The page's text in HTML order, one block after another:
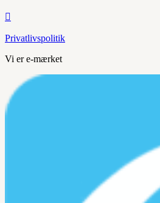

Privatlivspolitik
Vi er e-mærket